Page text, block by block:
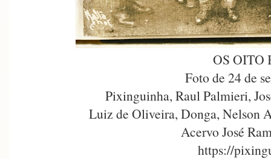
OS OITO
Foto de 24 de
Pixinguinha, Raul Palmieri,
Luiz de Oliveira, Donga, Nelson
Acervo José
https://